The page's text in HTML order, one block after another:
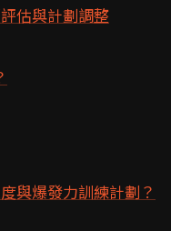
估與計劃調整
與爆發力訓練計劃？